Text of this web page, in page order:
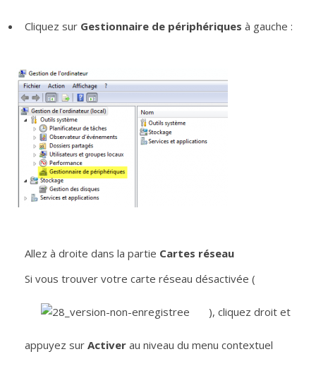
Cliquez sur Gestionnaire de périphériques à gauche :
Allez à droite dans la partie Cartes réseau
Si vous trouver votre carte réseau désactivée (
), cliquez droit et
appuyez sur Activer au niveau du menu contextuel